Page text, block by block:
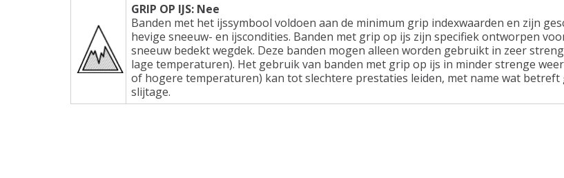
GRIP OP IJS: Nee
Banden met het ijssymbool voldoen aan de minimum grip indexwaarden en zijn
hevige sneeuw- en ijscondities. Banden met grip op ijs zijn specifiek ontworpen
sneeuw bedekt wegdek. Deze banden mogen alleen worden gebruikt in zeer
lage temperaturen). Het gebruik van banden met grip op ijs in minder strenge
of hogere temperaturen) kan tot slechtere prestaties leiden, met name wat
slijtage.